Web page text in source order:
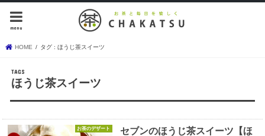
menu
HOME タグ : ほうじ茶スイーツ
ほうじ茶スイーツ
お茶のデザート
セブンのほうじ茶スイーツ【ほ